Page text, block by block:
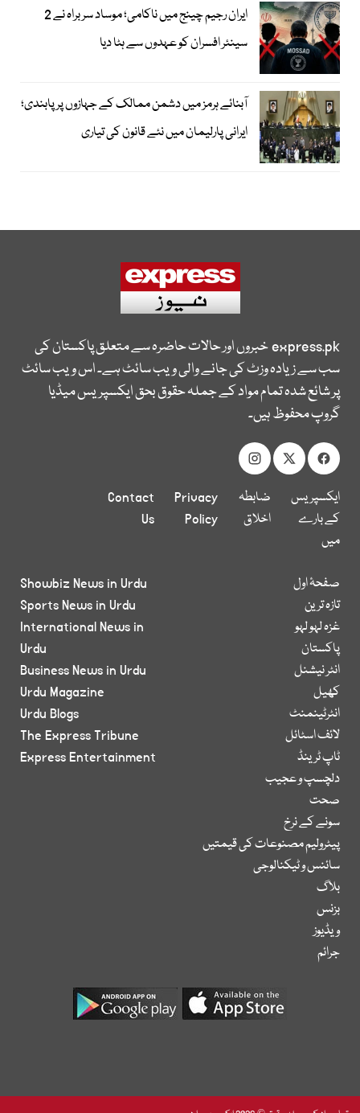
ایران رجیم چینج میں ناکامی؛ موساد سربراہ نے 2
سینئر افسران کو عہدوں سے ہٹا دیا
آبنائے ہرمز میں دشمن ممالک کے جہازوں پر پابندی؛
ایرانی پارلیمان میں نئے قانون کی تیاری
express.pkخبروں اور حالات حاضرہ سے متعلق پاکستان کی
سب سے زیادہ وزٹ کی جانے والی ویب سائٹ ہے۔ اس ویب سائٹ
پر شائع شدہ تمام مواد کے جملہ حقوق بحق ایکسپریس میڈیا
گروپ محفوظ ہیں۔
ایکسپریس
کے بارے
میں
ضابطہ
اخلاق
Privacy
Policy
Contact
Us
صفحۂ اول
تازہ ترین
غزہ لہو لہو
پاکستان
انٹر نیشنل
کھیل
انٹرٹینمنٹ
لائف اسٹائل
ٹاپ ٹرینڈ
دلچسپ و عجیب
صحت
سونے کے نرخ
پیٹرولیم مصنوعات کی قیمتیں
سائنس و ٹیکنالوجی
بلاگ
بزنس
ویڈیوز
جرائم
Showbiz News in Urdu
Sports News in Urdu
International News in
Urdu
Business News in Urdu
Urdu Magazine
Urdu Blogs
The Express Tribune
Express Entertainment